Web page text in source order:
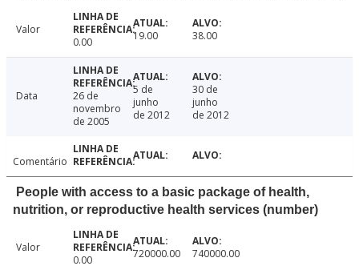
Valor
0.00
19.00 38.00
Data
26 de
novembro
de 2005
5 de
junho
de 2012
30 de
junho
de 2012
Comentário
People with access to a basic package of health,
nutrition, or reproductive health services (number)
Valor
0.00
720000.00 740000.00